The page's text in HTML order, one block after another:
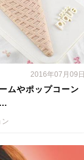
2016年07月09日
ムやポップコーン
ン